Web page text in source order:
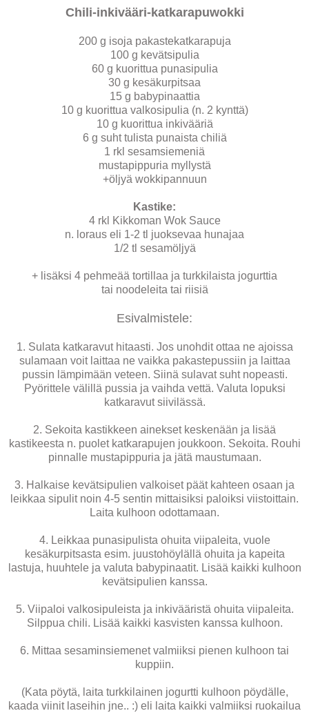
Chili-inkivääri-katkarapuwokki
200 g isoja pakastekatkarapuja
100 g kevätsipulia
60 g kuorittua punasipulia
30 g kesäkurpitsaa
15 g babypinaattia
10 g kuorittua valkosipulia (n. 2 kynttä)
10 g kuorittua inkivääriä
6 g suht tulista punaista chiliä
1 rkl sesamsiemeniä
mustapippuria myllystä
+öljyä wokkipannuun
Kastike:
4 rkl Kikkoman Wok Sauce
n. loraus eli 1-2 tl juoksevaa hunajaa
1/2 tl sesamöljyä
+ lisäksi 4 pehmeää tortillaa ja turkkilaista jogurttia
tai noodeleita tai riisiä
Esivalmistele:
1. Sulata katkaravut hitaasti. Jos unohdit ottaa ne ajoissa
sulamaan voit laittaa ne vaikka pakastepussiin ja laittaa
pussin lämpimään veteen. Siinä sulavat suht nopeasti.
Pyörittele välillä pussia ja vaihda vettä. Valuta lopuksi
katkaravut siivilässä.
2. Sekoita kastikkeen ainekset keskenään ja lisää
kastikeesta n. puolet katkarapujen joukkoon. Sekoita. Rouhi
pinnalle mustapippuria ja jätä maustumaan.
3. Halkaise kevätsipulien valkoiset päät kahteen osaan ja
leikkaa sipulit noin 4-5 sentin mittaisiksi paloiksi viistoittain.
Laita kulhoon odottamaan.
4. Leikkaa punasipulista ohuita viipaleita, vuole
kesäkurpitsasta esim. juustohöylällä ohuita ja kapeita
lastuja, huuhtele ja valuta babypinaatit. Lisää kaikki kulhoon
kevätsipulien kanssa.
5. Viipaloi valkosipuleista ja inkivääristä ohuita viipaleita.
Silppua chili. Lisää kaikki kasvisten kanssa kulhoon.
6. Mittaa sesaminsiemenet valmiiksi pienen kulhoon tai
kuppiin.
(Kata pöytä, laita turkkilainen jogurtti kulhoon pöydälle,
kaada viinit laseihin jne.. :) eli laita kaikki valmiiksi ruokailua